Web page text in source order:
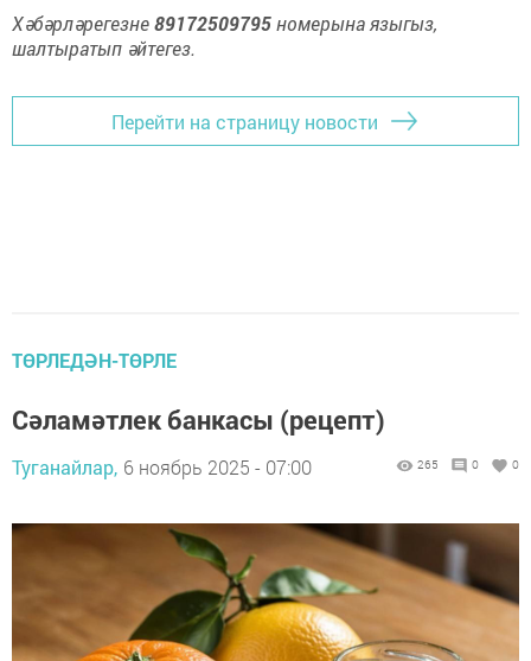
Хәбәрләрегезне89172509795номерына языгыз,
шалтыратып әйтегез.
Перейти на страницу новости
ТӨРЛЕДӘН-ТӨРЛЕ
Сәламәтлек банкасы (рецепт)
Туганайлар, 6 ноябрь 2025 - 07:00 265 0 0